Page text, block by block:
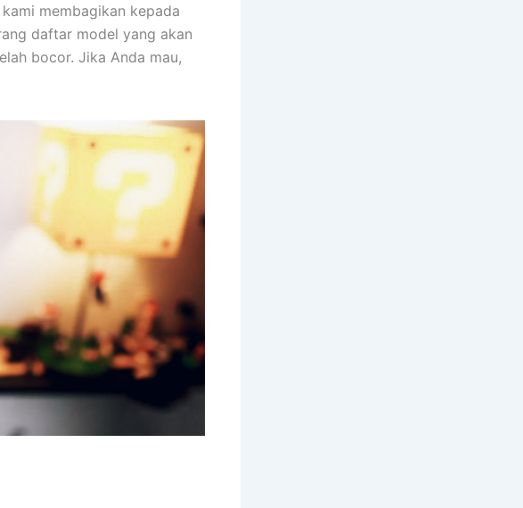
membagikan kepada
daftar model yang akan
bocor. Jika Anda mau,